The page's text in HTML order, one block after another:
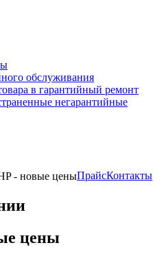
обслуживания
в гарантийный ремонт
негарантийные
- новые ценыПрайсКонтакты
цены